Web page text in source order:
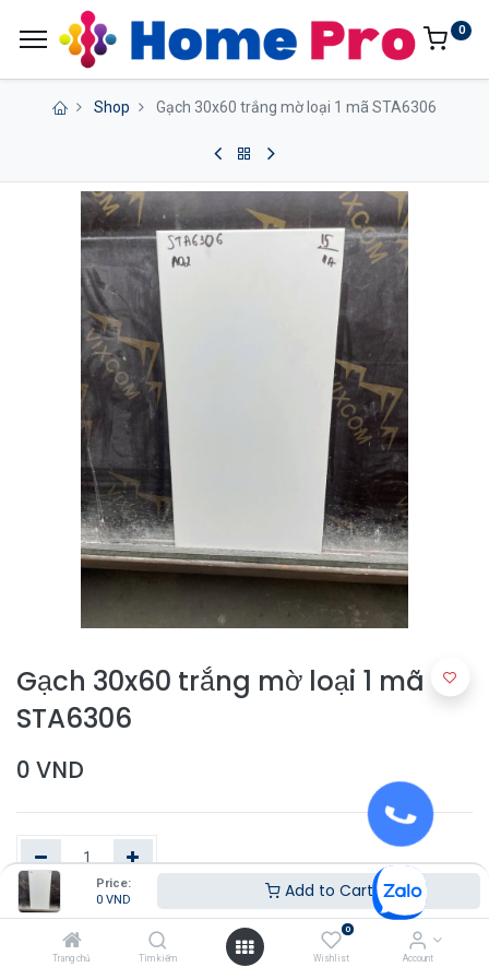
Price:
0 VND Add to Cart
Trang chủ Tìm kiếm
0
Wishlist Account
0
Shop Gạch 30x60 trắng mờ loại 1 mã STA6306
Gạch 30x60 trắng mờ loại 1 mã
STA6306
0 VND
Thêm vào giỏ hàng